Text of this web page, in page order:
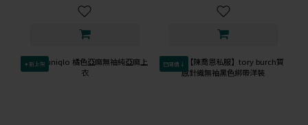
✦新上架 已降價↓